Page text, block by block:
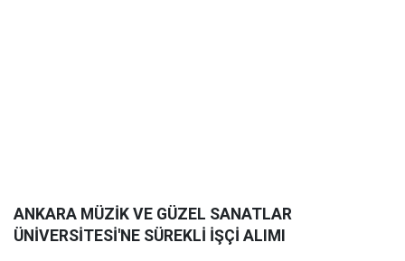
ANKARA MÜZİK VE GÜZEL SANATLAR
ÜNİVERSİTESİ'NE SÜREKLİ İŞÇİ ALIMI